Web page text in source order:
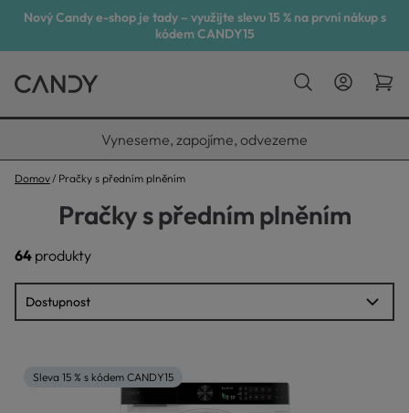
Nový Candy e-shop je tady – využijte slevu 15 % na první nákup s
kódem CANDY15
Vyneseme, zapojíme, odvezeme
Domov Pračky s předním plněním
Pračky s předním plněním
64 produkty
Sleva 15 % s kódem CANDY15